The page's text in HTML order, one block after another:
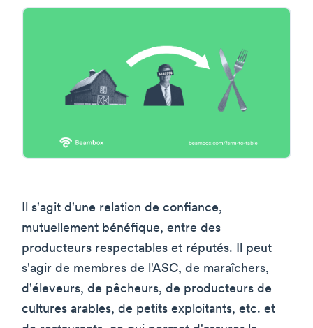
Il s'agit d'une relation de confiance,
mutuellement bénéfique, entre des
producteurs respectables et réputés. Il peut
s'agir de membres de l'ASC, de maraîchers,
d'éleveurs, de pêcheurs, de producteurs de
cultures arables, de petits exploitants, etc. et